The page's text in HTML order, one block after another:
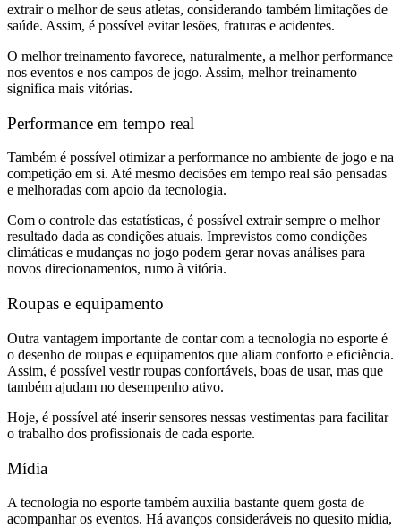
extrair o melhor de seus atletas, considerando também limitações de
saúde. Assim, é possível evitar lesões, fraturas e acidentes.
O melhor treinamento favorece, naturalmente, a melhor performance
nos eventos e nos campos de jogo. Assim, melhor treinamento
significa mais vitórias.
Performance em tempo real
Também é possível otimizar a performance no ambiente de jogo e na
competição em si. Até mesmo decisões em tempo real são pensadas
e melhoradas com apoio da tecnologia.
Com o controle das estatísticas, é possível extrair sempre o melhor
resultado dada as condições atuais. Imprevistos como condições
climáticas e mudanças no jogo podem gerar novas análises para
novos direcionamentos, rumo à vitória.
Roupas e equipamento
Outra vantagem importante de contar com a tecnologia no esporte é
o desenho de roupas e equipamentos que aliam conforto e eficiência.
Assim, é possível vestir roupas confortáveis, boas de usar, mas que
também ajudam no desempenho ativo.
Hoje, é possível até inserir sensores nessas vestimentas para facilitar
o trabalho dos profissionais de cada esporte.
Mídia
A tecnologia no esporte também auxilia bastante quem gosta de
acompanhar os eventos. Há avanços consideráveis no quesito mídia,